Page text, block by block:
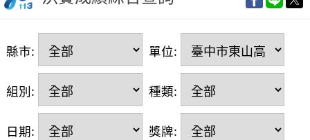
縣市: 單位:
組別: 種類:
日期: 獎牌: